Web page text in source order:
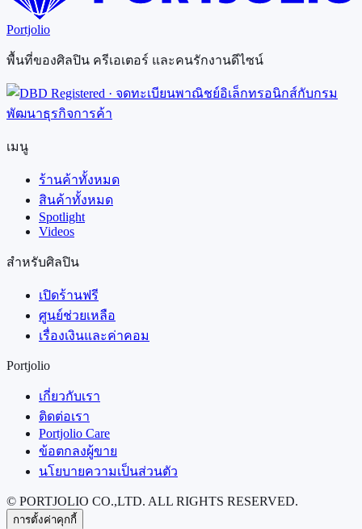
Portjolio
พื้นที่ของศิลปิน ครีเอเตอร์ และคนรักงานดีไซน์
เมนู
ร้านค้าทั้งหมด
สินค้าทั้งหมด
Spotlight
Videos
สำหรับศิลปิน
เปิดร้านฟรี
ศูนย์ช่วยเหลือ
เรื่องเงินและค่าคอม
Portjolio
เกี่ยวกับเรา
ติดต่อเรา
Portjolio Care
ข้อตกลงผู้ขาย
นโยบายความเป็นส่วนตัว
© PORTJOLIO CO.,LTD. ALL RIGHTS RESERVED.
การตั้งค่าคุกกี้